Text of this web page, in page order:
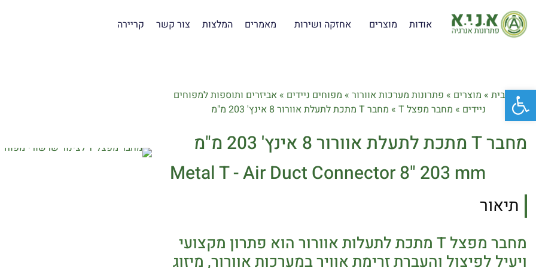
אודות מוצרים אחזקה ושירות מאמרים המלצות צור קשר קריירה
דף הבית » מוצרים » פתרונות מערכות אוורור » מפוחים ניידים » אביזרים ותוספות למפוחים
ניידים » מחבר מפצל T » מחבר T מתכת לתעלת אוורור 8 אינץ' 203 מ"מ
מחבר T מתכת לתעלת אוורור 8 אינץ' 203 מ"מ
Metal T - Air Duct Connector 8" 203 mm
תיאור
מחבר מפצל T מתכת לתעלות אוורור הוא פתרון מקצועי
ויעיל לפיצול והעברת זרימת אוויר במערכות אוורור, מיזוג
פתח סרגל נגישות